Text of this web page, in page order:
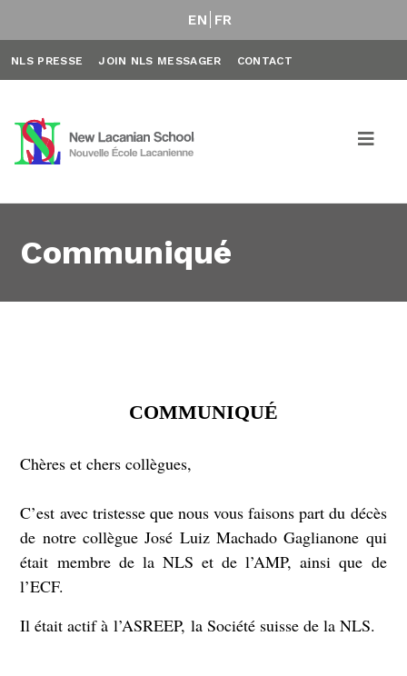
EN FR
NLS PRESSE JOIN NLS MESSAGER CONTACT
Communiqué
COMMUNIQUÉ
Chères et chers collègues,
C’est avec tristesse que nous vous faisons part du décès
de notre collègue José Luiz Machado Gaglianone qui
était membre de la NLS et de l’AMP, ainsi que de
l’ECF.
Il était actif à l’ASREEP, la Société suisse de la NLS.